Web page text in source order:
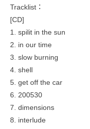
Tracklist：
[CD]
1. spilit in the sun
2. in our time
3. slow burning
4. shell
5. get off the car
6. 200530
7. dimensions
8. interlude